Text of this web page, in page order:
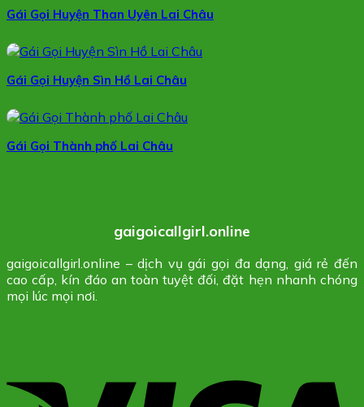
Gái Gọi Huyện Than Uyên Lai Châu
Gái Gọi Huyện Sìn Hồ Lai Châu
Gái Gọi Thành phố Lai Châu
gaigoicallgirl.online
gaigoicallgirl.online – dịch vụ gái gọi đa dạng, giá rẻ đến
cao cấp, kín đáo an toàn tuyệt đối, đặt hẹn nhanh chóng
mọi lúc mọi nơi.